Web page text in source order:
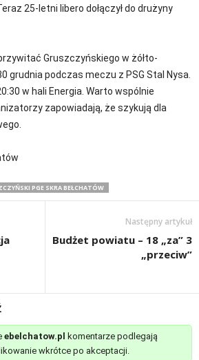
25-letni libero dołączył do drużyny
Gruszczyńskiego w żółto-
grudnia podczas meczu z PSG Stal Nysa.
w hali Energia. Warto wspólnie
zapowiadają, że szykują dla
PGE SKRA BEŁCHATÓW
Następny artykuł
Budżet powiatu – 18 „za” 3
„przeciw”
ebelchatow.pl
komentarze podlegają
wkrótce po akceptacji.